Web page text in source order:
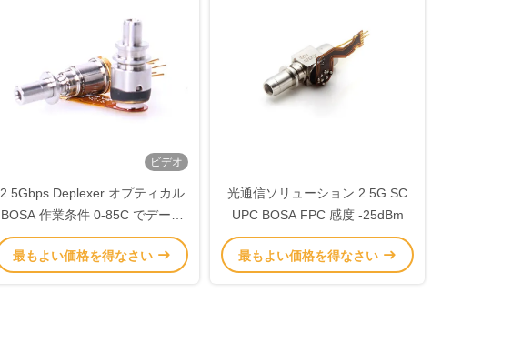
ビデオ
2.5Gbps Deplexer オプティカル
BOSA 作業条件 0-85C でデータ
転送速度を体験する
最もよい価格を得なさい
光通信ソリューション 2.5G SC
UPC BOSA FPC 感度 -25dBm
最もよい価格を得なさい